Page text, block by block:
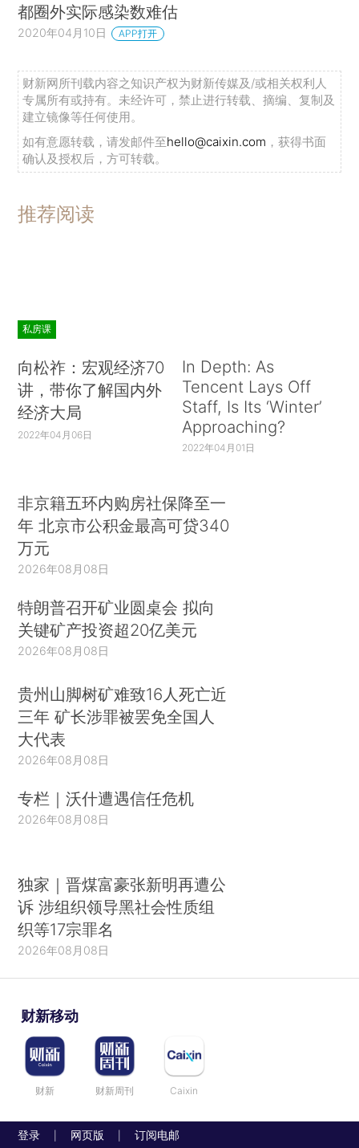
都圈外实际感染数难估
2020年04月10日 APP打开
财新网所刊载内容之知识产权为财新传媒及/或相关权利人
专属所有或持有。未经许可，禁止进行转载、摘编、复制及
建立镜像等任何使用。
如有意愿转载，请发邮件至hello@caixin.com ，获得书面
确认及授权后，方可转载。
推荐阅读
私房课
向松祚：宏观经济70
讲，带你了解国内外
经济大局
2022年04月06日
In Depth: As
Tencent Lays Off
Staff, Is Its ‘Winter’
Approaching?
2022年04月01日
非京籍五环内购房社保降至一
年 北京市公积金最高可贷340
万元
2026年08月08日
特朗普召开矿业圆桌会 拟向
关键矿产投资超20亿美元
2026年08月08日
贵州山脚树矿难致16人死亡近
三年 矿长涉罪被罢免全国人
大代表
2026年08月08日
专栏｜沃什遭遇信任危机
2026年08月08日
独家｜晋煤富豪张新明再遭公
诉 涉组织领导黑社会性质组
织等17宗罪名
2026年08月08日
财新移动
财新 财新周刊 Caixin
登录 网页版 订阅电邮